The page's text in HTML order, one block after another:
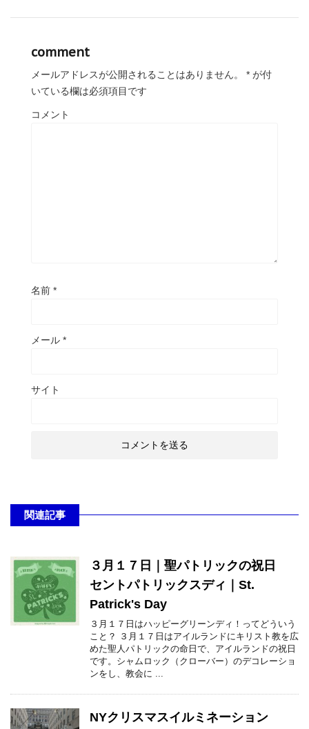
comment
メールアドレスが公開されることはありません。 * が付
いている欄は必須項目です
コメント
名前 *
メール *
サイト
関連記事
３月１７日｜聖パトリックの祝日
セントパトリックスディ｜St.
Patrick's Day
３月１７日はハッピーグリーンディ！ってどういう
こと？ ３月１７日はアイルランドにキリスト教を広
めた聖人パトリックの命日で、アイルランドの祝日
です。シャムロック（クローバー）のデコレーショ
ンをし、教会に ...
NYクリスマスイルミネーション